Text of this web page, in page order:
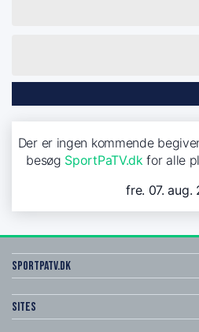
Der er ingen kommende
besøg SportPaTV.dk for alle
fre. 07. aug.
SportPaTV.dk
Sites